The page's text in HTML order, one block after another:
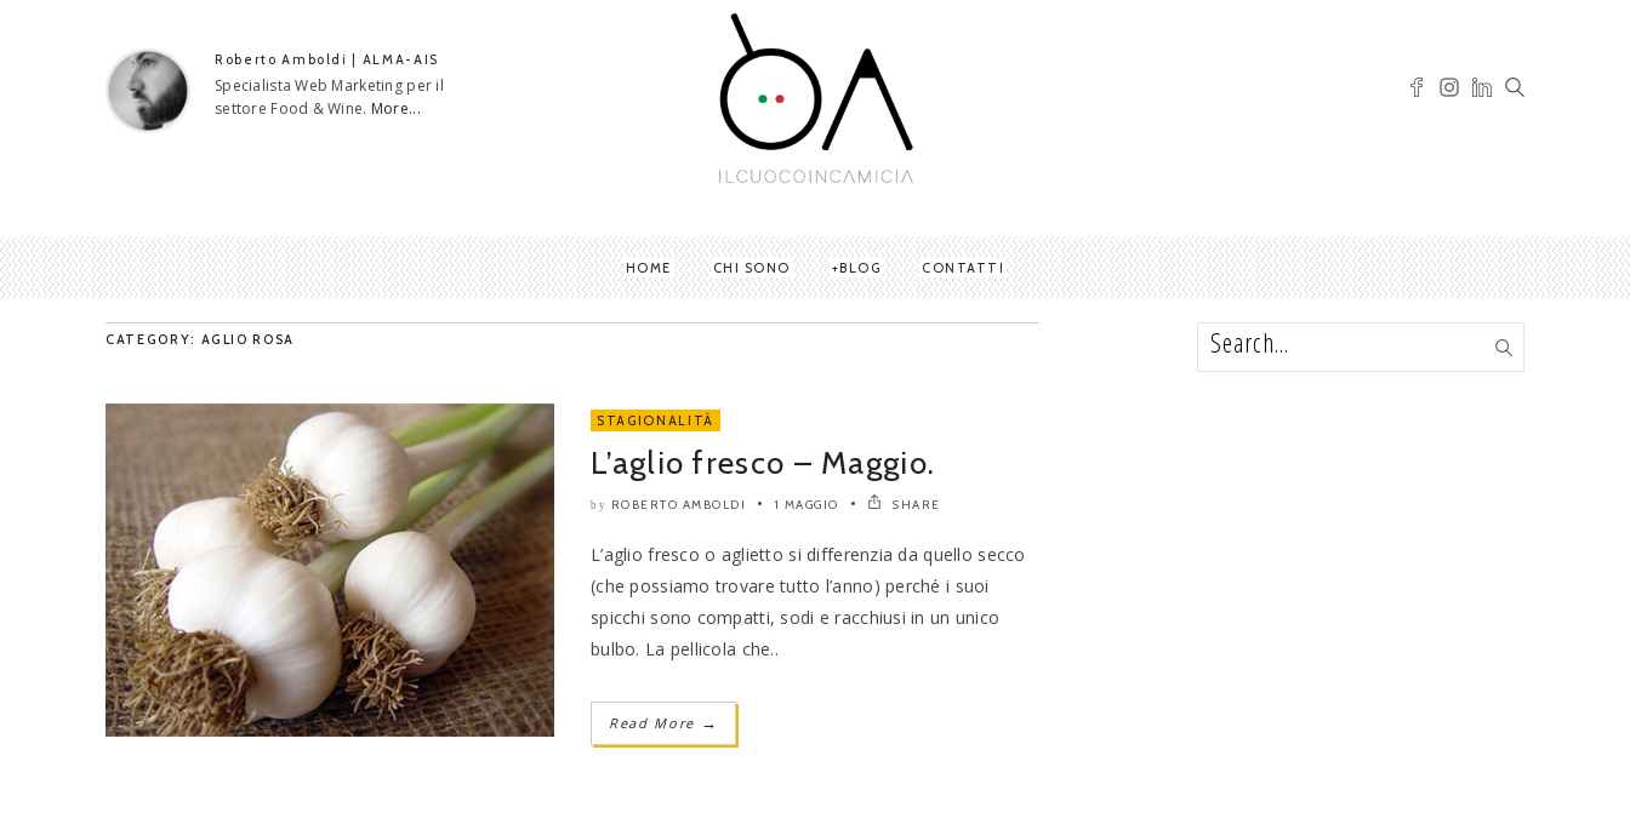
Roberto Amboldi | ALMA-AIS
Specialista Web Marketing per il
settore Food & Wine. More...
HOME CHI SONO BLOG CONTATTI
CATEGORY: AGLIO ROSA
STAGIONALITÀ
L’aglio fresco – Maggio.
by ROBERTO AMBOLDI 1 MAGGIO SHARE
L’aglio fresco o aglietto si differenzia da quello secco
(che possiamo trovare tutto l’anno) perché i suoi
spicchi sono compatti, sodi e racchiusi in un unico
bulbo. La pellicola che..
Read More →